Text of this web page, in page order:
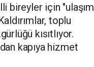
bireyler için "ulaşım
toplu
kısıtlıyor.
kapıya hizmet